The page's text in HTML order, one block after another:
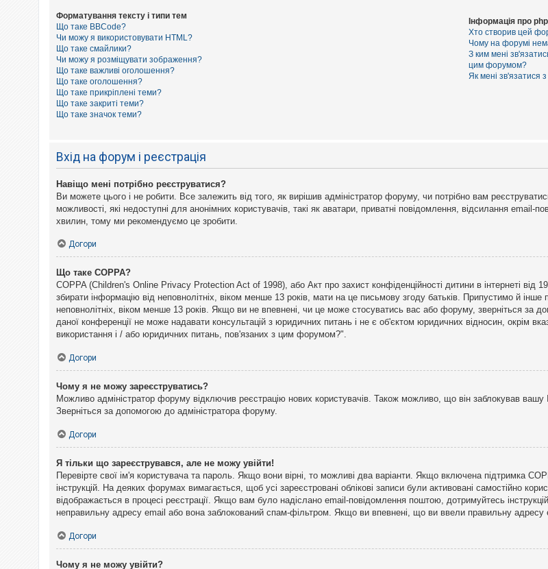
Форматування тексту і типи тем
Що таке BBCode?
Чи можу я використовувати HTML?
Що таке смайлики?
Чи можу я розміщувати зображення?
Що таке важливі оголошення?
Що таке оголошення?
Що таке прикріплені теми?
Що таке закриті теми?
Що таке значок теми?
Інформація про
Хто створив цей
Чому на форумі
З ким мені
цим форумом?
Як мені зв'язатися
Вхід на форум і реєстрація
Навіщо мені потрібно реєструватися?
Ви можете цього і не робити. Все залежить від того, як вирішив адміністратор форуму, чи потрібно вам
можливості, які недоступні для анонімних користувачів, такі як аватари, приватні повідомлення, відсилання email-
хвилин, тому ми рекомендуємо це зробити.
Догори
Що таке COPPA?
COPPA (Children's Online Privacy Protection Act of 1998), або Акт про захист конфіденційності дитини в інтернеті від
збирати інформацію від неповнолітніх, віком менше 13 років, мати на це письмову згоду батьків. Припустимо й інше
неповнолітніх, віком менше 13 років. Якщо ви не впевнені, чи це може стосуватись вас або форуму, зверніться за
даної конференції не може надавати консультацій з юридичних питань і не є об'єктом юридичних відносин, окрім
використання і / або юридичних питань, пов'язаних з цим форумом?".
Догори
Чому я не можу зареєструватись?
Можливо адміністратор форуму відключив реєстрацію нових користувачів. Також можливо, що він заблокував
Зверніться за допомогою до адміністратора форуму.
Догори
Я тільки що зареєструвався, але не можу увійти!
Перевірте свої ім'я користувача та пароль. Якщо вони вірні, то можливі два варіанти. Якщо включена підтримка
інструкцій. На деяких форумах вимагається, щоб усі зареєстровані облікові записи були активовані самостійно
відображається в процесі реєстрації. Якщо вам було надіслано email-повідомлення поштою, дотримуйтесь
неправильну адресу email або вона заблокований спам-фільтром. Якщо ви впевнені, що ви ввели правильну адресу
Догори
Чому я не можу увійти?